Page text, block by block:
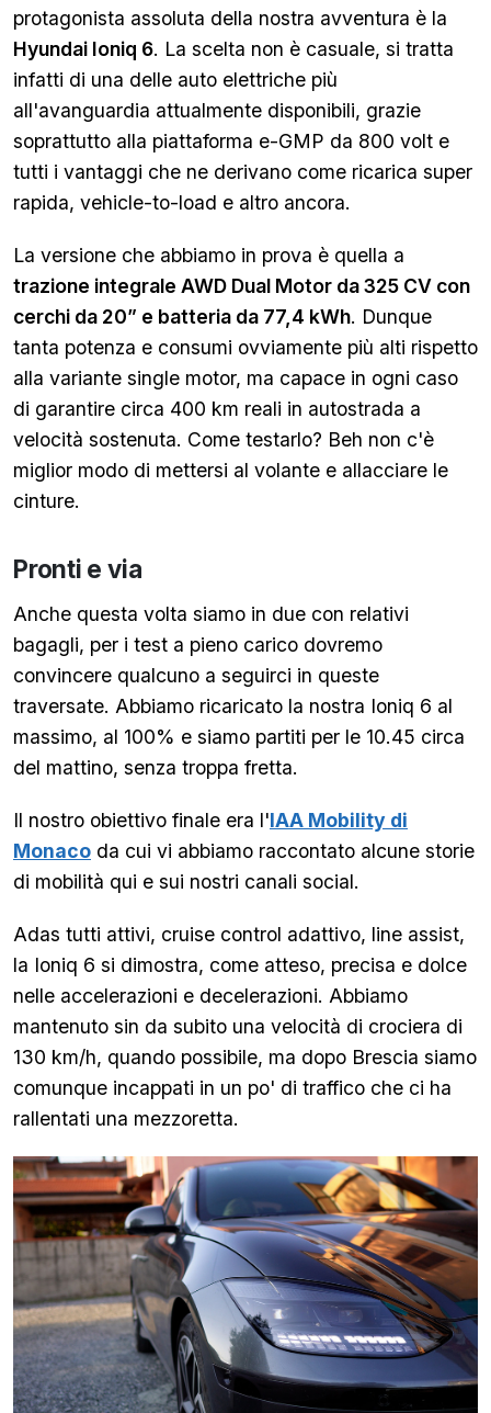
protagonista assoluta della nostra avventura è la
Hyundai Ioniq 6. La scelta non è casuale, si tratta
infatti di una delle auto elettriche più
all'avanguardia attualmente disponibili, grazie
soprattutto alla piattaforma e-GMP da 800 volt e
tutti i vantaggi che ne derivano come ricarica super
rapida, vehicle-to-load e altro ancora.
La versione che abbiamo in prova è quella a
trazione integrale AWD Dual Motor da 325 CV con
cerchi da 20” e batteria da 77,4 kWh. Dunque
tanta potenza e consumi ovviamente più alti rispetto
alla variante single motor, ma capace in ogni caso
di garantire circa 400 km reali in autostrada a
velocità sostenuta. Come testarlo? Beh non c'è
miglior modo di mettersi al volante e allacciare le
cinture.
Pronti e via
Anche questa volta siamo in due con relativi
bagagli, per i test a pieno carico dovremo
convincere qualcuno a seguirci in queste
traversate. Abbiamo ricaricato la nostra Ioniq 6 al
massimo, al 100% e siamo partiti per le 10.45 circa
del mattino, senza troppa fretta.
Il nostro obiettivo finale era l'IAA Mobility di
Monaco da cui vi abbiamo raccontato alcune storie
di mobilità qui e sui nostri canali social.
Adas tutti attivi, cruise control adattivo, line assist,
la Ioniq 6 si dimostra, come atteso, precisa e dolce
nelle accelerazioni e decelerazioni. Abbiamo
mantenuto sin da subito una velocità di crociera di
130 km/h, quando possibile, ma dopo Brescia siamo
comunque incappati in un po' di traffico che ci ha
rallentati una mezzoretta.